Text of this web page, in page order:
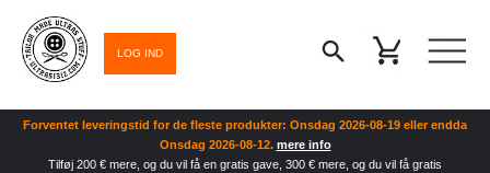
LOG IND
Forventet leveringstid for de fleste produkter: Onsdag 2026-08-19 eller endda
Onsdag 2026-08-12. mere info
Tilføj 200 € mere, og du vil få en gratis gave, 300 € mere, og du vil få gratis